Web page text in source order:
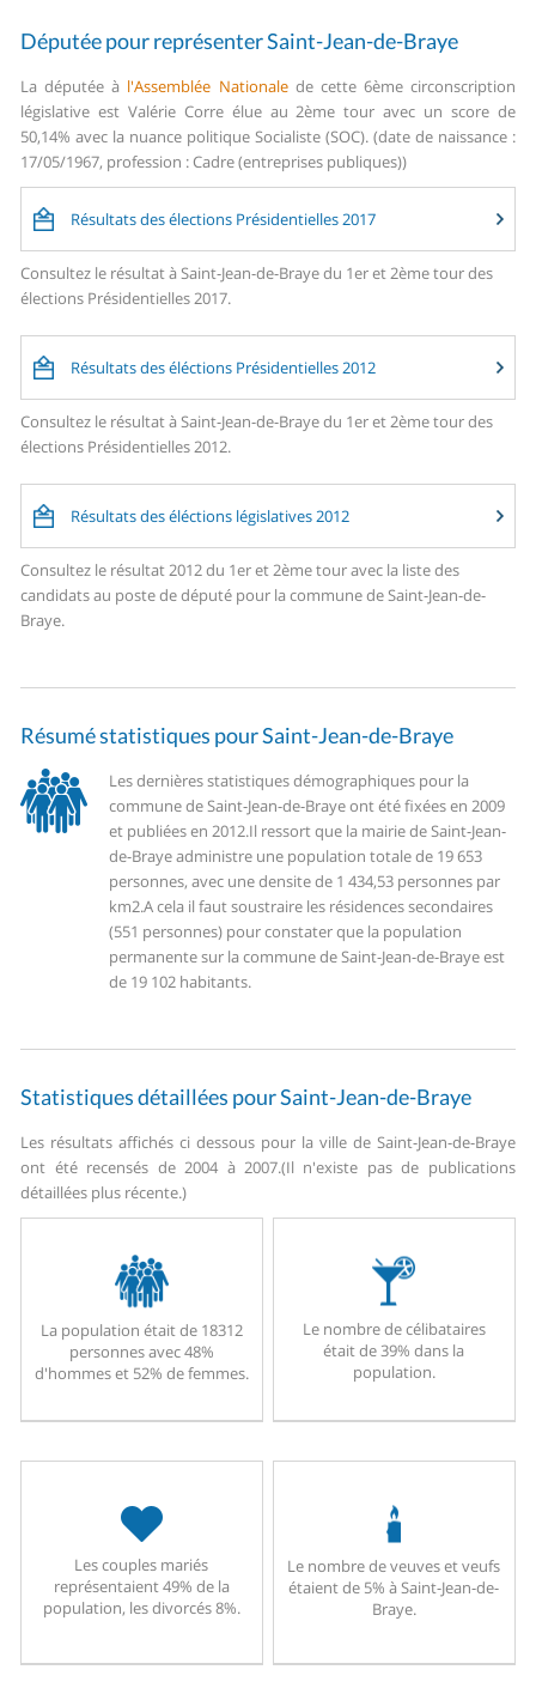
Députée pour représenter Saint-Jean-de-Braye
La députée à l'Assemblée Nationalede cette 6ème circonscription
législative est Valérie Corre élue au 2ème tour avec un score de
50,14% avec la nuance politique Socialiste (SOC). (date de naissance :
17/05/1967, profession : Cadre (entreprises publiques))
Résultats des élections Présidentielles 2017
Consultez le résultat à Saint-Jean-de-Braye du 1er et 2ème tour des
élections Présidentielles 2017.
Résultats des éléctions Présidentielles 2012
Consultez le résultat à Saint-Jean-de-Braye du 1er et 2ème tour des
élections Présidentielles 2012.
Résultats des éléctions législatives 2012
Consultez le résultat 2012 du 1er et 2ème tour avec la liste des
candidats au poste de député pour la commune de Saint-Jean-de-
Braye.
Résumé statistiques pour Saint-Jean-de-Braye
Les dernières statistiques démographiques pour la
commune de Saint-Jean-de-Braye ont été fixées en 2009
et publiées en 2012.Il ressort que la mairie de Saint-Jean-
de-Braye administre une population totale de 19 653
personnes, avec une densite de 1 434,53 personnes par
km2.A cela il faut soustraire les résidences secondaires
(551 personnes) pour constater que la population
permanente sur la commune de Saint-Jean-de-Braye est
de 19 102 habitants.
Statistiques détaillées pour Saint-Jean-de-Braye
Les résultats affichés ci dessous pour la ville de Saint-Jean-de-Braye
ont été recensés de 2004 à 2007.(Il n'existe pas de publications
détaillées plus récente.)
La population était de 18312
personnes avec 48%
d'hommes et 52% de femmes.
Le nombre de célibataires
était de 39% dans la
population.
Les couples mariés
représentaient 49% de la
population, les divorcés 8%.
Le nombre de veuves et veufs
étaient de 5% à Saint-Jean-de-
Braye.